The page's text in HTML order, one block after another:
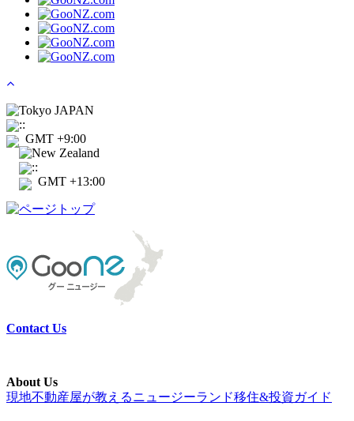
Tokyo JAPAN
::
GMT +9:00
New Zealand
::
GMT +13:00
Contact Us
About Us
現地不動産屋が教えるニュージーランド移住&投資ガイド